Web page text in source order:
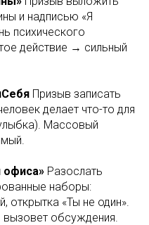
и надписью «Я
психического
действие → сильный
Призыв записать
делает что-то для
Массовый
офиса» Разослать
наборы:
открытка «Ты не один».
обсуждения.